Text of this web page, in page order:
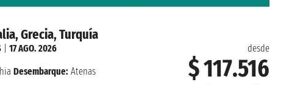
Grecia, Turquía
desde
$ 117.516
| 17 AGO. 2026
Desembarque: Atenas